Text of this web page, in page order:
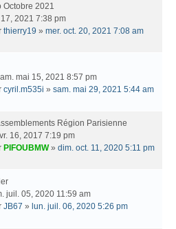
Octobre 2021
2021 7:38 pm
thierry19 » mer. oct. 20, 2021 7:08 am
mai 15, 2021 8:57 pm
cyril.m535i » sam. mai 29, 2021 5:44 am
Région Parisienne
16, 2017 7:19 pm
PIFOUBMW» dim. oct. 11, 2020 5:11 pm
juil. 05, 2020 11:59 am
JB67 » lun. juil. 06, 2020 5:26 pm